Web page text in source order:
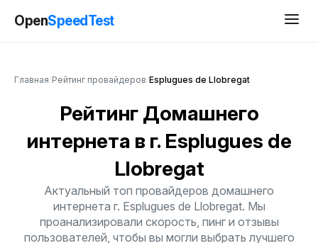
OpenSpeedTest
Главная Рейтинг провайдеров Esplugues de Llobregat
Рейтинг Домашнего
интернета в г. Esplugues de
Llobregat
Актуальный топ провайдеров домашнего
интернета г. Esplugues de Llobregat. Мы
проанализировали скорость, пинг и отзывы
пользователей, чтобы вы могли выбрать лучшего